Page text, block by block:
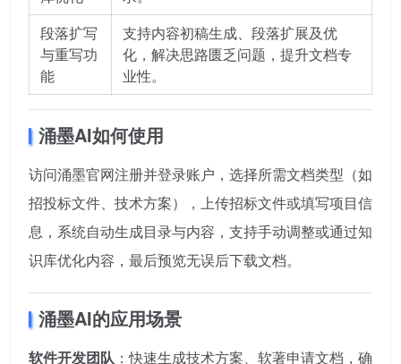
段落扩写
与重写功
能
支持内容初稿生成、段落扩展及优
化，解决思路匮乏问题，提升文档专
业性。
涌墨AI如何使用
访问涌墨官网注册并登录账户，选择所需文档类型（如
招投标文件、技术方案），上传招标文件或填写项目信
息，系统自动生成目录与内容，支持手动调整或通过知
识库优化内容，最后预览无误后下载文档。
涌墨AI的应用场景
软件开发团队 ：快速生成技术方案、软著申请文档，确